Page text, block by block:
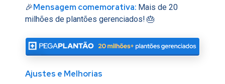
🎉Mensagem comemorativa: Mais de 20
milhões de plantões gerenciados! 🎂
Ajustes e Melhorias